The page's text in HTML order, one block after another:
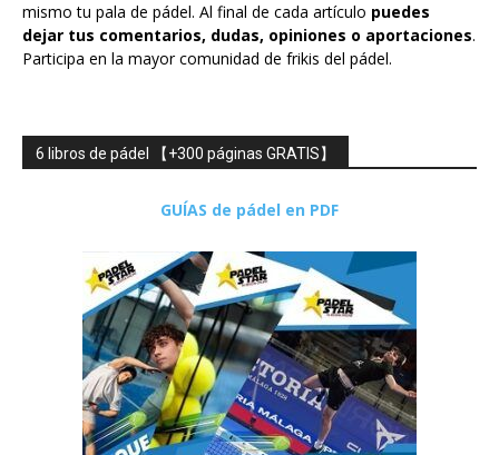
mismo tu pala de pádel. Al final de cada artículo puedes
dejar tus comentarios, dudas, opiniones o aportaciones.
Participa en la mayor comunidad de frikis del pádel.
6 libros de pádel 【+300 páginas GRATIS】
GUÍAS de pádel en PDF